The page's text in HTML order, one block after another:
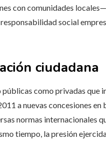
con comunidades
social
ciudadana
como privadas que
a nuevas concesiones
normas internacionales
tiempo, la presión